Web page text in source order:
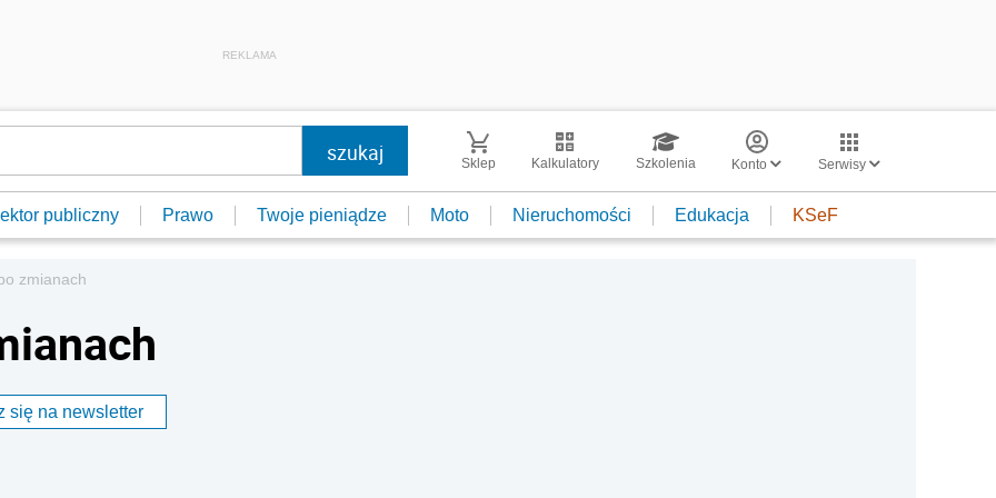
REKLAMA
Sklep Kalkulatory Szkolenia Konto Serwisy
publiczny Prawo Twoje pieniądze Moto Nieruchomości Edukacja KSeF
zmianach
się na newsletter